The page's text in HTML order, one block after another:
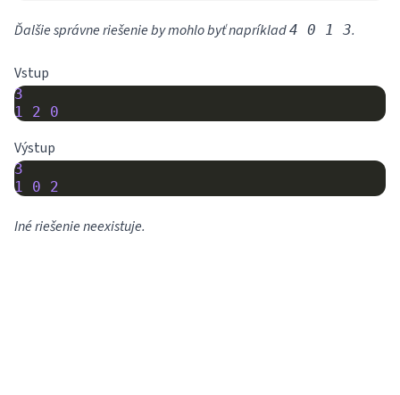
Ďalšie správne riešenie by mohlo byť napríklad4 0 1 3.
Vstup
3
1
2 0
Výstup
3
1
0 2
Iné riešenie neexistuje.